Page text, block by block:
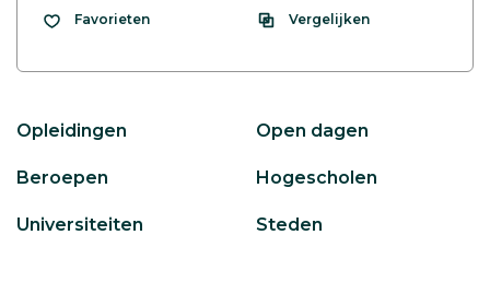
Favorieten Vergelijken
Opleidingen Open dagen
Beroepen Hogescholen
Universiteiten Steden